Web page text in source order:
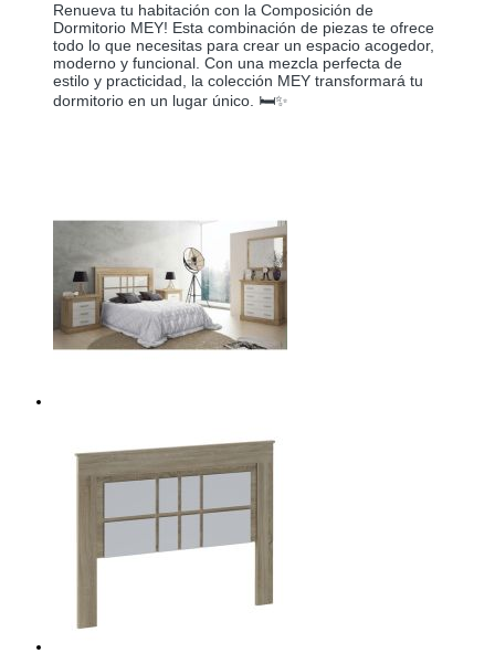
Renueva tu habitación con la Composición de
Dormitorio MEY! Esta combinación de piezas te ofrece
todo lo que necesitas para crear un espacio acogedor,
moderno y funcional. Con una mezcla perfecta de
estilo y practicidad, la colección MEY transformará tu
dormitorio en un lugar único. 🛏️✨